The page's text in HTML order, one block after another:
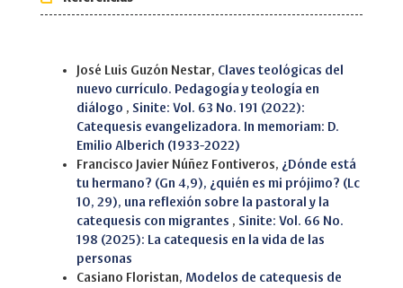
José Luis Guzón Nestar, Claves teológicas del
nuevo currículo. Pedagogía y teología en
diálogo , Sinite: Vol. 63 No. 191 (2022):
Catequesis evangelizadora. In memoriam: D.
Emilio Alberich (1933-2022)
Francisco Javier Núñez Fontiveros, ¿Dónde está
tu hermano? (Gn 4,9), ¿quién es mi prójimo? (Lc
10, 29), una reflexión sobre la pastoral y la
catequesis con migrantes , Sinite: Vol. 66 No.
198 (2025): La catequesis en la vida de las
personas
Casiano Floristan, Modelos de catequesis de